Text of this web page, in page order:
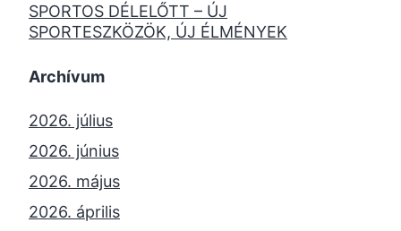
SPORTOS DÉLELŐTT – ÚJ
SPORTESZKÖZÖK, ÚJ ÉLMÉNYEK
Archívum
2026. július
2026. június
2026. május
2026. április